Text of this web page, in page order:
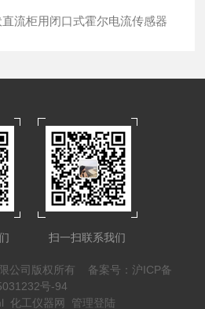
流柜用闭口式霍尔电流传感器
扫一扫联系我们
公司版权所有 备案号：沪ICP备
号-94
化工仪器网 管理登陆